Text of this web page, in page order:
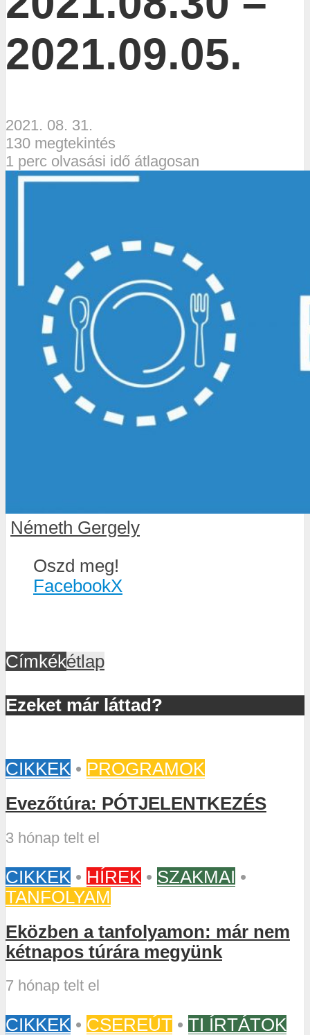
2021.09.05.
2021. 08. 31.
130 megtekintés
1 perc olvasási idő átlagosan
Németh Gergely
Oszd meg!
FacebookX
Címkékétlap
Ezeket már láttad?
CIKKEK • PROGRAMOK
Evezőtúra: PÓTJELENTKEZÉS
3 hónap telt el
CIKKEK • HÍREK • SZAKMAI •
TANFOLYAM
Eközben a tanfolyamon: már nem
kétnapos túrára megyünk
7 hónap telt el
CIKKEK • CSEREÚT • TI ÍRTÁTOK